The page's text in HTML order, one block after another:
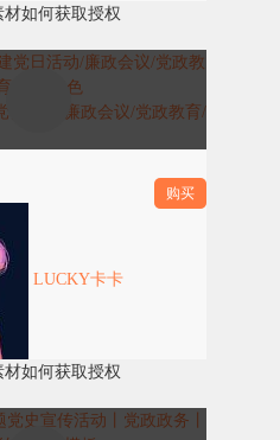
如何获取授权
日活动/廉政会议/党政教育/
购买
LUCKY卡卡
如何获取授权